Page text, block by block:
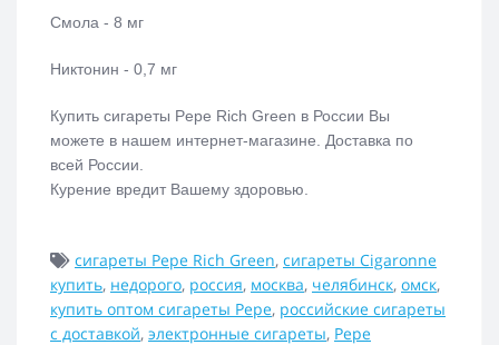
Смола - 8 мг
Никтонин - 0,7 мг
Купить сигареты Pepe Rich Green в России Вы
можете в нашем интернет-магазине. Доставка по
всей России.
Курение вредит Вашему здоровью.
сигареты Pepe Rich Green, сигареты Cigaronne
купить, недорого, россия, москва, челябинск, омск,
купить оптом сигареты Pepe, российские сигареты
с доставкой, электронные сигареты, Pepe